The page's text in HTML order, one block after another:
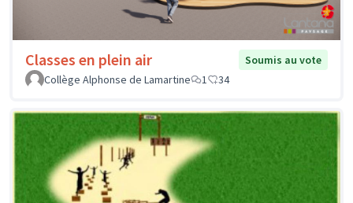
Classes en plein air
Soumis au vote
Collège Alphonse de Lamartine
1 34